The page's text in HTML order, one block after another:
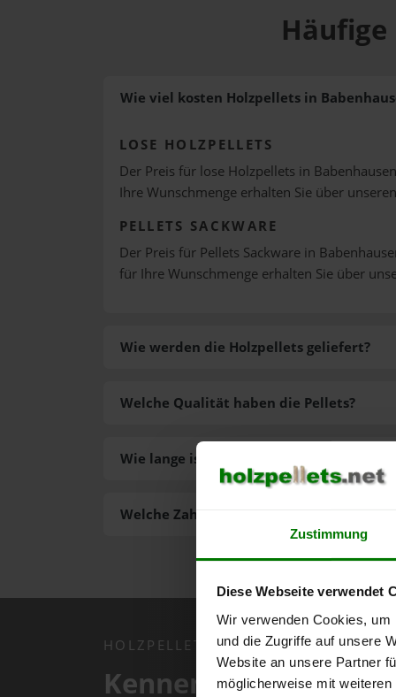
Zustimmung
Diese Webseite verwendet
Wir verwenden Cookies,
und die Zugriffe auf unsere
Website an unsere Partner
möglicherweise mit
Häufige
Wie viel kosten Holzpellets in
LOSE HOLZPELLETS
Der Preis für lose Holzpellets in
Ihre Wunschmenge erhalten Sie über unseren
PELLETS SACKWARE
Der Preis für Pellets Sackware in
für Ihre Wunschmenge erhalten Sie über
Wie werden die Holzpellets geliefert?
Welche Zahlungsarten gibt es?
Welche Qualität haben die Pellets?
Wie lange ist die Lieferzeit der Pellets?
HOLZPELLETS.NET APP
Kennen Sie schon